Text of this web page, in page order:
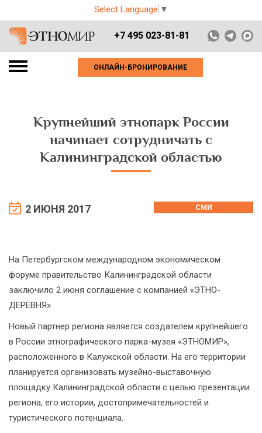
Select Language ▼
+7 495 023-81-81
ОНЛАЙН-БРОНИРОВАНИЕ
Крупнейший этнопарк России
начинает сотрудничать с
Калининградской областью
2 ИЮНЯ 2017 СМИ
На Петербургском международном экономическом
форуме правительство Калининградской области
заключило 2 июня соглашение с компанией «ЭТНО-
ДЕРЕВНЯ».
Новый партнер региона является создателем крупнейшего
в России этнографического парка-музея «ЭТНОМИР»,
расположенного в Калужской области. На его территории
планируется организовать музейно-выставочную
площадку Калининградской области с целью презентации
региона, его истории, достопримечательностей и
туристического потенциала.